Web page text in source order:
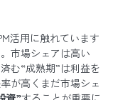
活用に触れています
市場シェアは高い
む“成熟期”は利益を
が高くまだ市場シェ